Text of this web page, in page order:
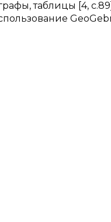
таблицы [4,